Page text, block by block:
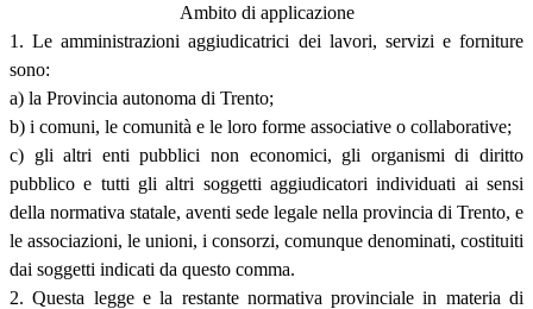
Ambito di applicazione
1. Le amministrazioni aggiudicatrici dei lavori, servizi e forniture
sono:
a) la Provincia autonoma di Trento;
b) i comuni, le comunità e le loro forme associative o collaborative;
c) gli altri enti pubblici non economici, gli organismi di diritto
pubblico e tutti gli altri soggetti aggiudicatori individuati ai sensi
della normativa statale, aventi sede legale nella provincia di Trento, e
le associazioni, le unioni, i consorzi, comunque denominati, costituiti
dai soggetti indicati da questo comma.
2. Questa legge e la restante normativa provinciale in materia di